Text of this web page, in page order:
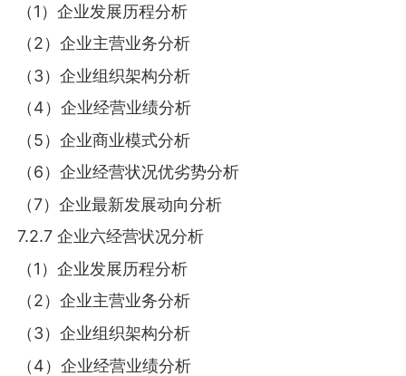
（1）企业发展历程分析
（2）企业主营业务分析
（3）企业组织架构分析
（4）企业经营业绩分析
（5）企业商业模式分析
（6）企业经营状况优劣势分析
（7）企业最新发展动向分析
7.2.7 企业六经营状况分析
（1）企业发展历程分析
（2）企业主营业务分析
（3）企业组织架构分析
（4）企业经营业绩分析